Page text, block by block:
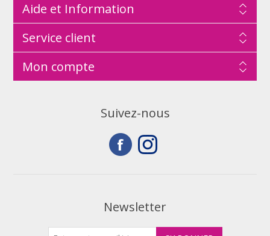
Aide et Information
Service client
Mon compte
Suivez-nous
Newsletter